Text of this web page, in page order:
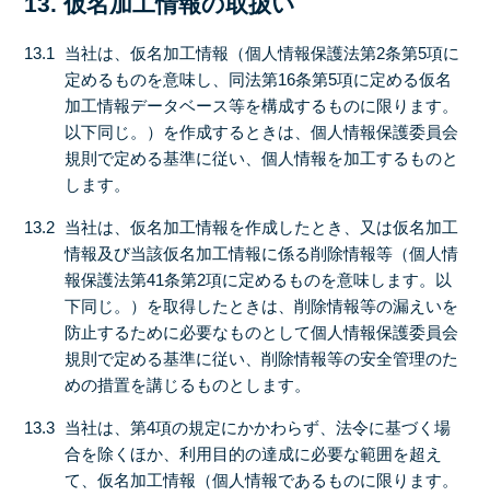
13.1
当社は、仮名加工情報（個人情報保護法第2条第5項に
定めるものを意味し、同法第16条第5項に定める仮名
加工情報データベース等を構成するものに限ります。
以下同じ。）を作成するときは、個人情報保護委員会
規則で定める基準に従い、個人情報を加工するものと
します。
13.2 当社は、仮名加工情報を作成したとき、又は仮名加工
情報及び当該仮名加工情報に係る削除情報等（個人情
報保護法第41条第2項に定めるものを意味します。以
下同じ。）を取得したときは、削除情報等の漏えいを
防止するために必要なものとして個人情報保護委員会
規則で定める基準に従い、削除情報等の安全管理のた
めの措置を講じるものとします。
13.3 当社は、第4項の規定にかかわらず、法令に基づく場
合を除くほか、利用目的の達成に必要な範囲を超え
て、仮名加工情報（個人情報であるものに限ります。